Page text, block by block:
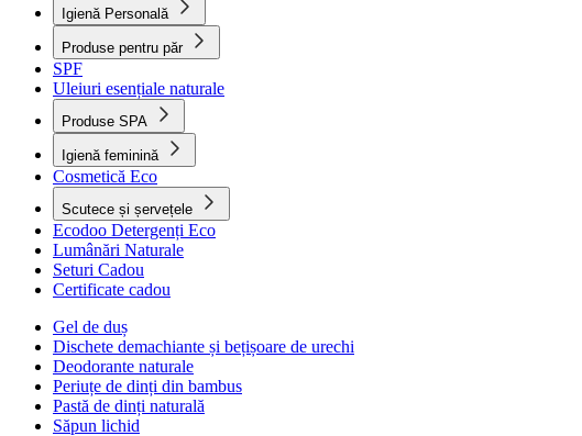
Igienă Personală
Produse pentru păr
SPF
Uleiuri esențiale naturale
Produse SPA
Igienă feminină
Cosmetică Eco
Scutece și șervețele
Ecodoo Detergenți Eco
Lumânări Naturale
Seturi Cadou
Certificate cadou
Gel de duș
Dischete demachiante și bețișoare de urechi
Deodorante naturale
Periuțe de dinți din bambus
Pastă de dinți naturală
Săpun lichid